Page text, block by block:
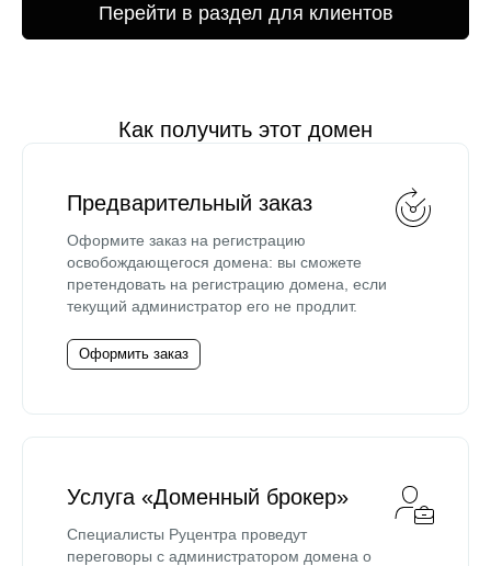
Перейти в раздел для клиентов
Как получить этот домен
Предварительный заказ
Оформите заказ на регистрацию
освобождающегося домена: вы сможете
претендовать на регистрацию домена, если
текущий администратор его не продлит.
Оформить заказ
Услуга «Доменный брокер»
Специалисты Руцентра проведут
переговоры с администратором домена о